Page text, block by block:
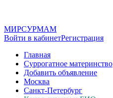
МИРСУРМАМ
Войти в кабинетРегистрация
Главная
Суррогатное материнство
Добавить объявление
Москва
Санкт-Петербург